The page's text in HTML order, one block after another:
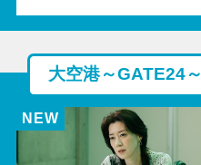
大空港～GATE24～